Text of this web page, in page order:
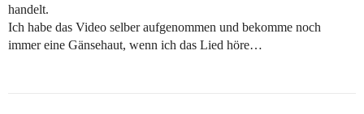
handelt.
Ich habe das Video selber aufgenommen und bekomme noch
immer eine Gänsehaut, wenn ich das Lied höre…